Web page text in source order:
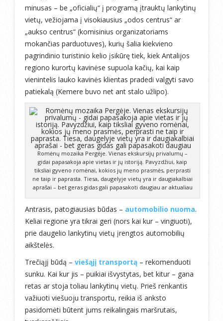
minusas – be „oficialių“ į programą įtrauktų lankytinų
vietų, vežiojama į visokiausius „odos centrus“ ar
„aukso centrus“ (komisinius organizatoriams
mokančias parduotuves), kurių šalia kiekvieno
pagrindinio turistinio kelio įsikūrę tiek, kiek Antalijos
regiono kurortų kavinėse supuola kačių, kai kaip
vienintelis lauko kavinės klientas pradedi valgyti savo
patiekalą (Kemere buvo net ant stalo užlipo).
Romėnų mozaika Pergėje. Vienas ekskursijų privalumų –
gidai papasakoja apie vietas ir jų istoriją. Pavyzdžiui, kaip
tiksliai gyveno romėnai, kokios jų meno prasmės, perprasti
ne taip ir paprasta. Tiesa, daugelyje vietų yra ir daugiakalbiai
aprašai – bet geras gidas gali papasakoti daugiau ar aktualiau
Antrasis, patogiausias būdas – automobilio nuoma.
Keliai regione yra tikrai geri (nors kai kur – vingiuoti),
prie daugelio lankytinų vietų įrengtos automobilių
aikštelės.
Trečiąjį būdą – viešąjį transportą – rekomenduoti
sunku. Kai kur jis – puikiai išvystytas, bet kitur – gana
retas ar stoja toliau lankytinų vietų. Prieš renkantis
važiuoti viešuoju transportu, reikia iš anksto
pasidomėti būtent jums reikalingais maršrutais,